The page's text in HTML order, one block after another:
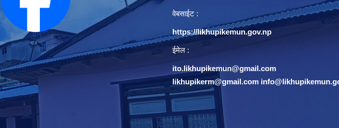
वेबसाईट :
https://likhupikemun.gov.np
ईमेल :
ito.likhupikemun@gmail.com
likhupikerm@gmail.com/